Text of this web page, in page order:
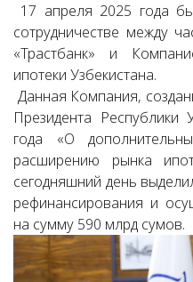
17 апреля 2025 года
сотрудничестве между
«Трастбанк» и
ипотеки Узбекистана.
Данная Компания,
Президента
года «О
расширению рынка
сегодняшний день
рефинансирования и
на сумму 590 млрд сумов.